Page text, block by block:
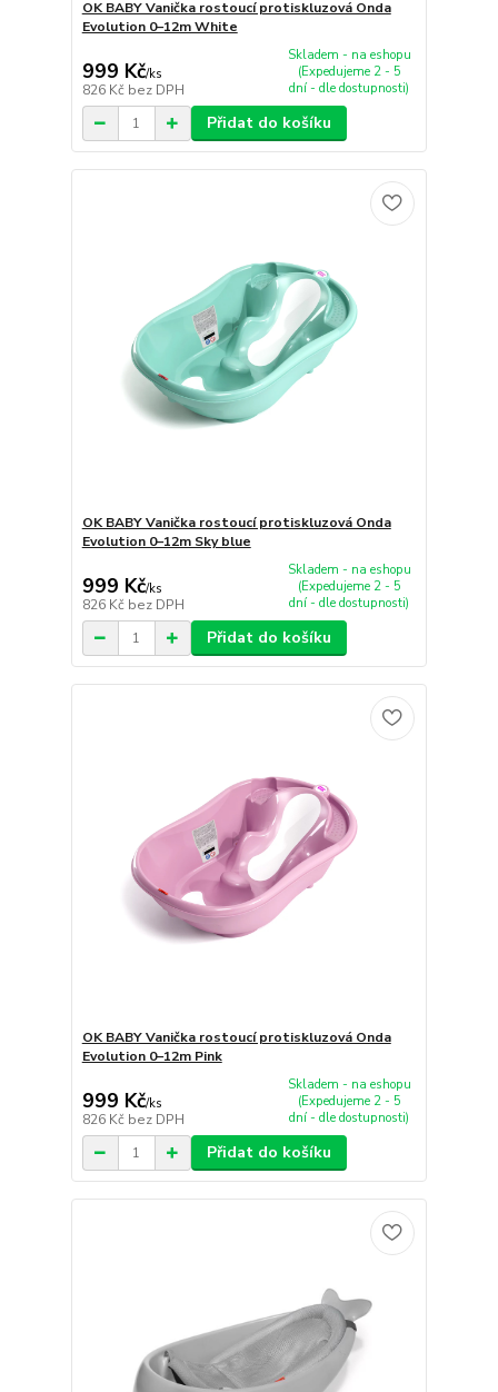
OK BABY Vanička rostoucí protiskluzová Onda
Evolution 0–12m White
999 Kč/ks
826 Kč bez DPH
Skladem - na eshopu
(Expedujeme 2 - 5
dní - dle dostupnosti)
Přidat do košíku
OK BABY Vanička rostoucí protiskluzová Onda
Evolution 0–12m Sky blue
999 Kč/ks
826 Kč bez DPH
Skladem - na eshopu
(Expedujeme 2 - 5
dní - dle dostupnosti)
Přidat do košíku
OK BABY Vanička rostoucí protiskluzová Onda
Evolution 0–12m Pink
999 Kč/ks
826 Kč bez DPH
Skladem - na eshopu
(Expedujeme 2 - 5
dní - dle dostupnosti)
Přidat do košíku